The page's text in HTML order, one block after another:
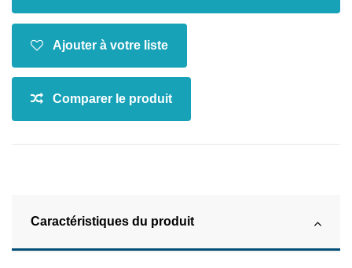
Caractéristiques du produit